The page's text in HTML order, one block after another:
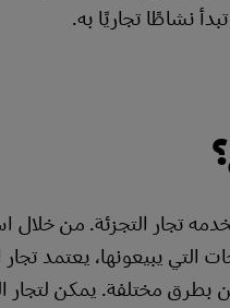
نشاطًا تجاريًا به.
تجار التجزئة. من خلال
التي يبيعونها، يعتمد
بطرق مختلفة. يمكن